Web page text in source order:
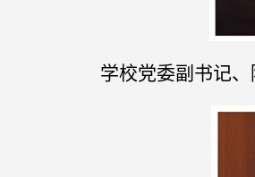
学校党委副书记